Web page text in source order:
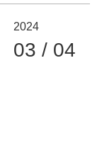
2024
03 / 04